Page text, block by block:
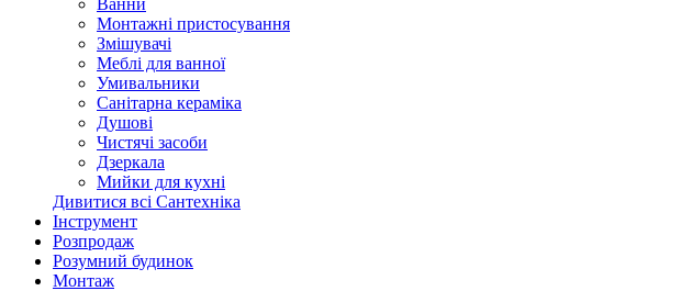
Ванни
Монтажні пристосування
Змішувачі
Меблі для ванної
Умивальники
Санітарна кераміка
Душові
Чистячі засоби
Дзеркала
Мийки для кухні
Дивитися всі Сантехніка
Інструмент
Розпродаж
Розумний будинок
Монтаж